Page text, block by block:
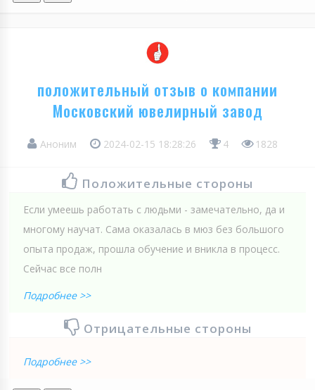
положительный отзыв о компании
Московский ювелирный завод
Аноним 2024-02-15 18:28:26 4 1828
Положительные стороны
Если умеешь работать с людьми - замечательно, да и
многому научат. Сама оказалась в мюз без большого
опыта продаж, прошла обучение и вникла в процесс.
Сейчас все полн
Подробнее >>
Отрицательные стороны
Подробнее >>